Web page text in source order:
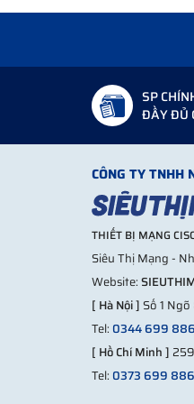
Người
Nếu bạn là:
quản lý
chủ khu
hoặc
Giao thông
tai nạn
hành
Camera
Con người thì:
không
SP
ĐẦY ĐỦ
CÔNG TY TNHH
THIẾT BỊ MẠNG
Siêu Thị Mạng -
Website:
[ Hà Nội ] Số 1
Tel:0344 699 886
[ Hồ Chí Minh ]
Tel:0373 699 886